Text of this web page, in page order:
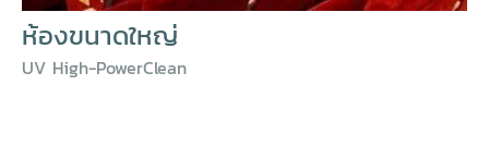
ห้องขนาดใหญ่
UV High-PowerClean